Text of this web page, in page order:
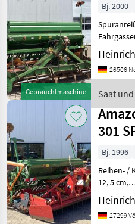
Gebrauchtmaschine
Bj. 2000
Hinweis:
26506
Saat
301
LELY
Bj. 1996
Reihen- /
12, 5 cm,
27299